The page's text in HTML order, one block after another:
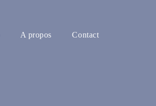
A propos Contact